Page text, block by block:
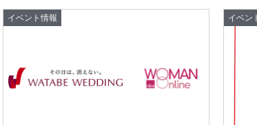
イベント情報 イベン